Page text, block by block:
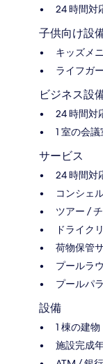
24 時間対
子供向け設
キッズメ
ライフガ
ビジネス設
24 時間対
1 室の会議
サービス
24 時間対
コンシェ
ツアー /
ドライク
荷物保管
プールラ
プールパ
設備
1 棟の建物
施設完成